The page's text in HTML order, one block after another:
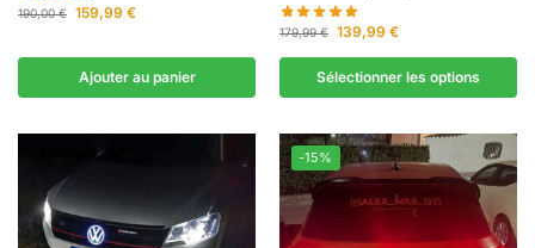
190,00€ 159,99 €
Ajouter au panier
179,99€ 139,99 €
Sélectionner les options
-15%